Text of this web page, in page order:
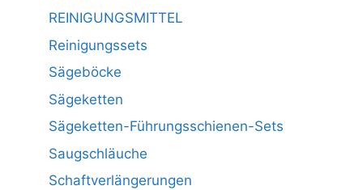
REINIGUNGSMITTEL
Reinigungssets
Sägeböcke
Sägeketten
Sägeketten-Führungsschienen-Sets
Saugschläuche
Schaftverlängerungen